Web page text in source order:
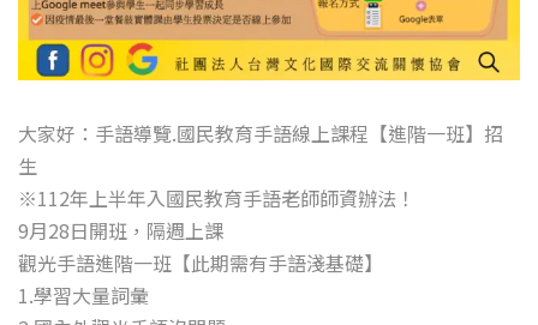
大家好：手語導覽.國民教育手語線上課程【進階一班】招
生
※112年上半年入國民教育手語老師師資辦法！
9月28日開班，隔週上課
觀光手語進階一班【此期需有手語淺基礎】
1.學習大量詞彙